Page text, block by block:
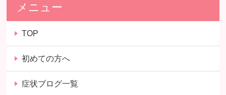
メニュー
TOP
初めての方へ
症状ブログ一覧